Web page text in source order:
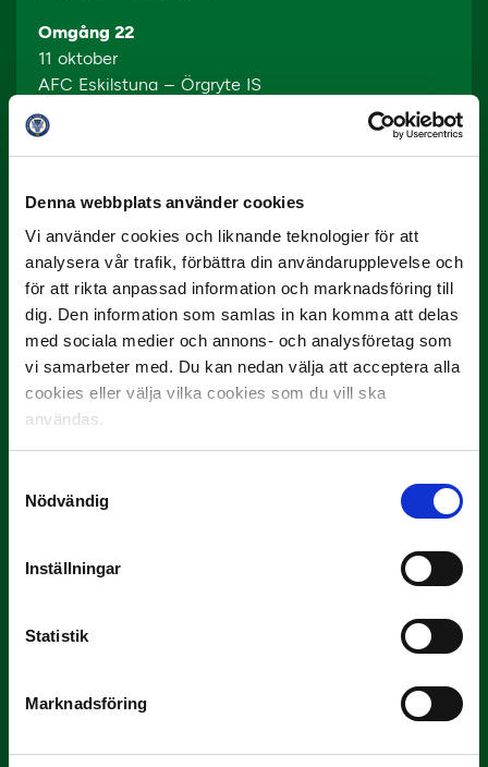
Denna webbplats använder cookies
Vi använder cookies och liknande teknologier för att
analysera vår trafik, förbättra din användarupplevelse och
för att rikta anpassad information och marknadsföring till
dig. Den information som samlas in kan komma att delas
med sociala medier och annons- och analysföretag som
vi samarbeter med. Du kan nedan välja att acceptera alla
cookies eller välja vilka cookies som du vill ska
användas.
Nödvändig
Inställningar
Statistik
Marknadsföring
Omgång 22
11 oktober
AFC Eskilstuna – Örgryte IS
Trelleborgs FF – Akropolis IF
Västerås SK – GIF Sundsvall
Dalkurd FF – Ljungskile SK
Norrby IF – Östers IF
Umeå FC – Jönköpings Södra
IK Brage – Degerfors IF
Omgång 23
18 oktober
Ljungskile SK – Västerås SK
Akropolis IF – AFC Eskilstuna
GIF Sundsvall – Jönköpings Södra
Örgryte IS – Dalkurd FF
AFC Eskilstuna – Trelleborgs FF
Jönköpings Södra – GAIS